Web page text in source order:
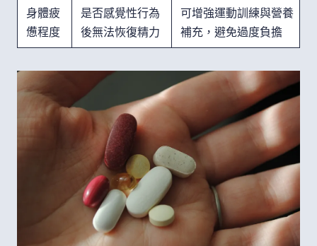
身體疲
憊程度
是否感覺性行為
後無法恢復精力
可增強運動訓練與營養
補充，避免過度負擔